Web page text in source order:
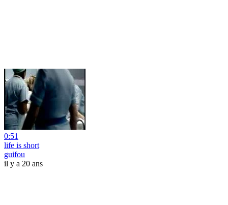
0:51
life is short
guifou
il y a 20 ans